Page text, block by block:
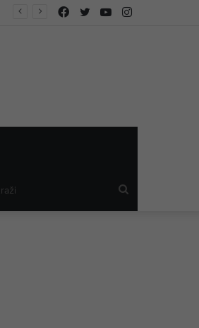
Instagram
YouTube
Twitter
Facebook